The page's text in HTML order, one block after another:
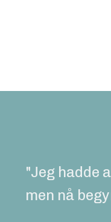
"Jeg hadde
men nå